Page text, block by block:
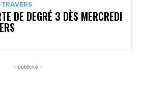
DE DEGRÉ 3 DÈS MERCREDI
- publicité -